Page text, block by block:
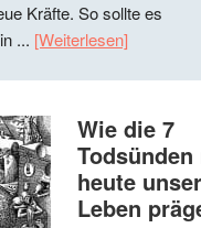
Kräfte. So sollte es
... [Weiterlesen]
Wie die 7
Todsünden
heute unser
Leben